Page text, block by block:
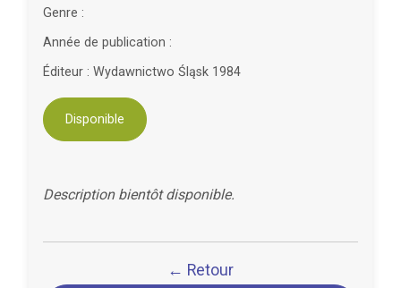
Genre :
Année de publication :
Éditeur : Wydawnictwo Śląsk 1984
Disponible
Description bientôt disponible.
← Retour